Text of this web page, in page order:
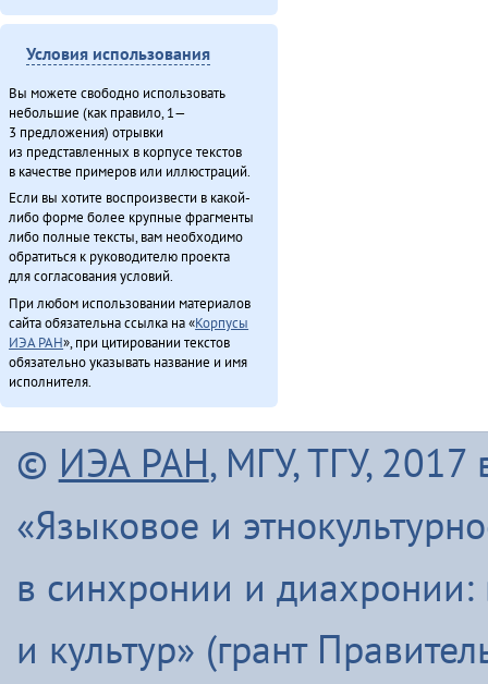
Условия использования
Вы можете свободно использовать
небольшие (как правило, 1—
3 предложения) отрывки
из представленных в корпусе текстов
в качестве примеров или иллюстраций.
Если вы хотите воспроизвести в какой-
либо форме более крупные фрагменты
либо полные тексты, вам необходимо
обратиться к руководителю проекта
для согласования условий.
При любом использовании материалов
сайта обязательна ссылка на «Корпусы
ИЭА РАН», при цитировании текстов
обязательно указывать название и имя
исполнителя.
© ИЭА РАН, МГУ, ТГУ, 2017
«Языковое и
в синхронии и диахронии:
и культур» (грант